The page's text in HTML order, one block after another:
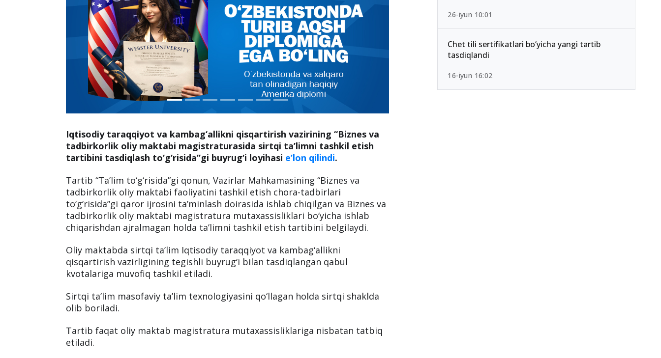
Iqtisodiy taraqqiyot va kambag‘allikni qisqartirish vazirining “Biznes va
tadbirkorlik oliy maktabi magistraturasida sirtqi ta’limni tashkil etish
tartibini tasdiqlash to‘g‘risida”gi buyrug‘i loyihasi e’lon qilindi.
Tartib “Ta’lim to‘g‘risida”gi qonun, Vazirlar Mahkamasining “Biznes va
tadbirkorlik oliy maktabi faoliyatini tashkil etish chora-tadbirlari
to‘g‘risida”gi qaror ijrosini ta’minlash doirasida ishlab chiqilgan va Biznes va
tadbirkorlik oliy maktabi magistratura mutaxassisliklari bo‘yicha ishlab
chiqarishdan ajralmagan holda ta’limni tashkil etish tartibini belgilaydi.
Oliy maktabda sirtqi ta’lim Iqtisodiy taraqqiyot va kambag‘allikni
qisqartirish vazirligining tegishli buyrug‘i bilan tasdiqlangan qabul
kvotalariga muvofiq tashkil etiladi.
Sirtqi ta’lim masofaviy ta’lim texnologiyasini qo‘llagan holda sirtqi shaklda
olib boriladi.
Tartib faqat oliy maktab magistratura mutaxassisliklariga nisbatan tatbiq
etiladi.
26-iyun 10:01
Chet tili sertifikatlari bo‘yicha yangi tartib
tasdiqlandi
16-iyun 16:02